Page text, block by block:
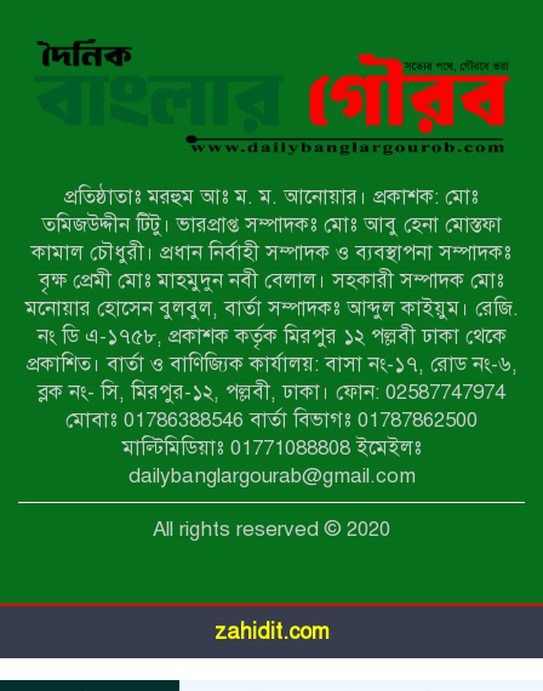
নেওয়ার হুমকি দিলেন দোড়া মাদরাসার
পরিচয় দেওয়া সভাপতি
উখিয়ায় বিজিবির অভিযানে ৪০ হাজার
ইয়াবাসহ যুবক আটক
পোরশায় ৭ মাসে ১৯ জনের অপমৃত্যু,
শীর্ষে আত্মহত্যা
হিন্দু বৌদ্ধ খ্রিস্টান কল্যাণ ফ্রন্টের
নীলফামারী কমিটি নিয়ে প্রশ্ন, প্রতিবাদে
সদস্য সচিব
দরিয়ানগরে প্যারাসেইলিং দুর্ঘটনায় পর্যটক
নিহত: হত্যা মামলার প্রধান আসামি ঢাকায়
র‌্যাবের জালে
আদাচাকী দক্ষিণপাড়া ফ্রেন্ডস ক্লাবের
আয়োজনে ফুটবল টুর্নামেন্টের ফাইনাল
প্রতিষ্ঠাতাঃ মরহুম আঃ ম. ম. আনোয়ার। প্রকাশক: মোঃ
তমিজউদ্দীন টিটু। ভারপ্রাপ্ত সম্পাদকঃ মোঃ আবু হেনা মোস্তফা
কামাল চৌধুরী। প্রধান নির্বাহী সম্পাদক ও ব্যবস্থাপনা সম্পাদকঃ
বৃক্ষ প্রেমী মোঃ মাহমুদুন নবী বেলাল। সহকারী সম্পাদক মোঃ
মনোয়ার হোসেন বুলবুল, বার্তা সম্পাদকঃ আব্দুল কাইয়ুম। রেজি.
নং ডি এ-১৭৫৮, প্রকাশক কর্তৃক মিরপুর ১২ পল্লবী ঢাকা থেকে
প্রকাশিত। বার্তা ও বাণিজ্যিক কার্যালয়: বাসা নং-১৭, রোড নং-৬,
ব্লক নং- সি, মিরপুর-১২, পল্লবী, ঢাকা। ফোন: 02587747974
মোবাঃ 01786388546 বার্তা বিভাগঃ 01787862500
মাল্টিমিডিয়াঃ 01771088808 ইমেইলঃ
dailybanglargourab@gmail.com
All rights reserved © 2020
zahidit.com